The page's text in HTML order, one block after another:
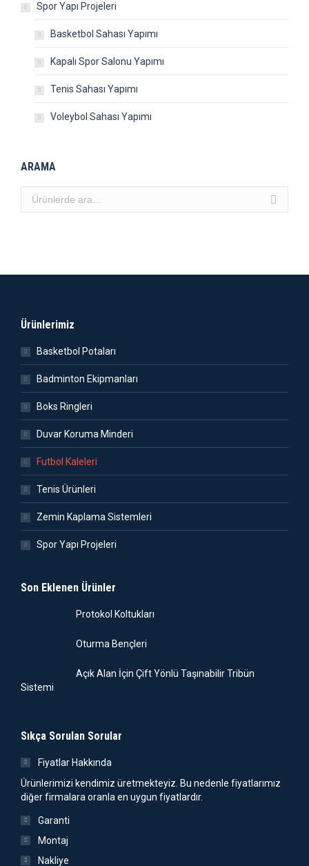
Spor Yapı Projeleri
Basketbol Sahası Yapımı
Kapalı Spor Salonu Yapımı
Tenis Sahası Yapımı
Voleybol Sahası Yapımı
ARAMA
Ürünlerimiz
Basketbol Potaları
Badminton Ekipmanları
Boks Ringleri
Duvar Koruma Minderi
Futbol Kaleleri
Tenis Ürünleri
Zemin Kaplama Sistemleri
Spor Yapı Projeleri
Son Eklenen Ürünler
Protokol Koltukları
Oturma Bençleri
Açık Alan İçin Çift Yönlü Taşınabilir Tribün
Sistemi
Sıkça Sorulan Sorular
Fiyatlar Hakkında
Ürünlerimizi kendimiz üretmekteyiz. Bu nedenle fiyatlarımız
diğer firmalara oranla en uygun fiyatlardır.
Garanti
Montaj
Nakliye